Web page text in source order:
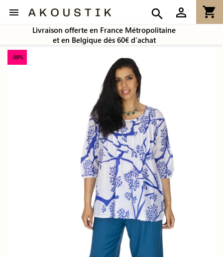
 shopping_cart
person_outline
search
Livraison offerte en France Métropolitaine
et en Belgique dès 60€ d'achat
-30%